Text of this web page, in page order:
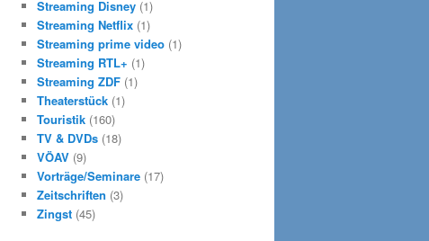
Streaming Disney (1)
Streaming Netflix (1)
Streaming prime video (1)
Streaming RTL+ (1)
Streaming ZDF (1)
Theaterstück (1)
Touristik (160)
TV & DVDs (18)
VÖAV (9)
Vorträge/Seminare (17)
Zeitschriften (3)
Zingst (45)